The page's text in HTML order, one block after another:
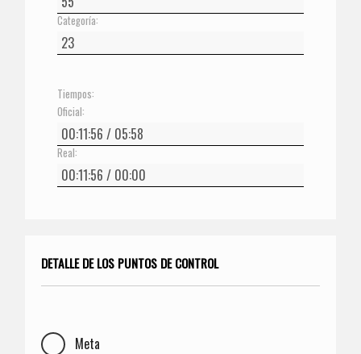
Categoría:
Tiempos:
Oficial:
Real:
DETALLE DE LOS PUNTOS DE CONTROL
Meta